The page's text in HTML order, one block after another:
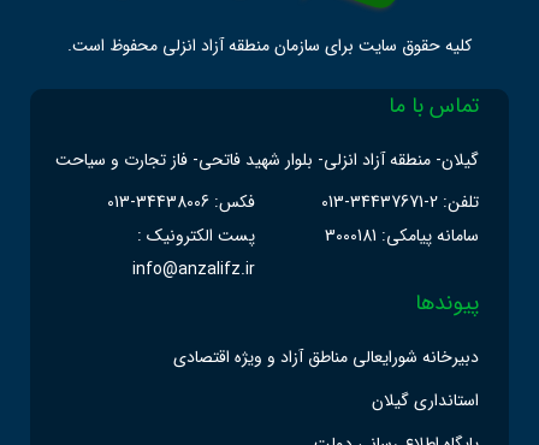
کلیه حقوق سایت برای سازمان منطقه آزاد انزلی محفوظ است.
تماس با ما
گیلان- منطقه آزاد انزلی- بلوار شهید فاتحی- فاز تجارت و سیاحت
تلفن: 2-34437671-013
فکس: 34438006-013
سامانه پیامکی: 3000181
پست الکترونیک :
info@anzalifz.ir
پیوندها
دبیرخانه شورایعالی مناطق آزاد و ویژه اقتصادی
استانداری گیلان